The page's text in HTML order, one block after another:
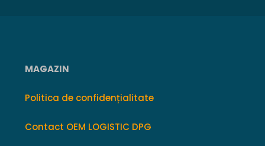
MAGAZIN
Politica de confidențialitate
Contact OEM LOGISTIC DPG